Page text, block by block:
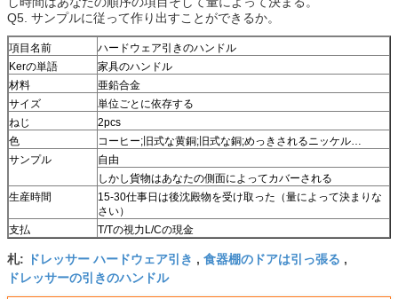
Q5. サンプルに従って作り出すことができるか。
項目名前
ハードウェア引きのハンドル
Kerの単語
家具のハンドル
材料
亜鉛合金
サイズ
単位ごとに依存する
ねじ
2pcs
色
コーヒー;旧式な黄銅;旧式な銅;めっきされるニッケル…
サンプル
自由
しかし貨物はあなたの側面によってカバーされる
生産時間
15-30仕事日は後沈殿物を受け取った（量によって決まりな
さい）
支払
T/Tの視力L/Cの現金
札: ドレッサー ハードウェア引き , 食器棚のドアは引っ張る ,
ドレッサーの引きのハンドル